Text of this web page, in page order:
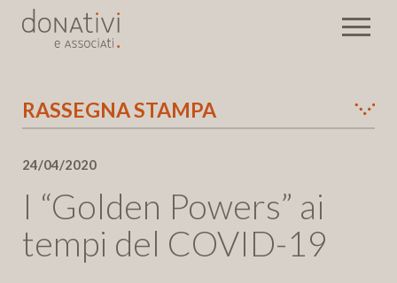
RASSEGNA STAMPA
Newsletter
24/04/2020
I “Golden Powers” ai
tempi del COVID-19